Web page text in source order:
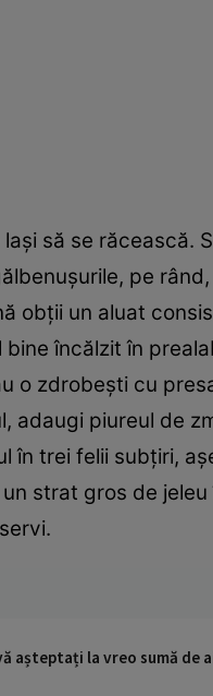
să se răcească.
pe
obţii un aluat
încălzit în
o zdrobeşti cu
adaugi piureul de
în trei felii subţiri,
strat gros de
așteptați la vreo sumă de